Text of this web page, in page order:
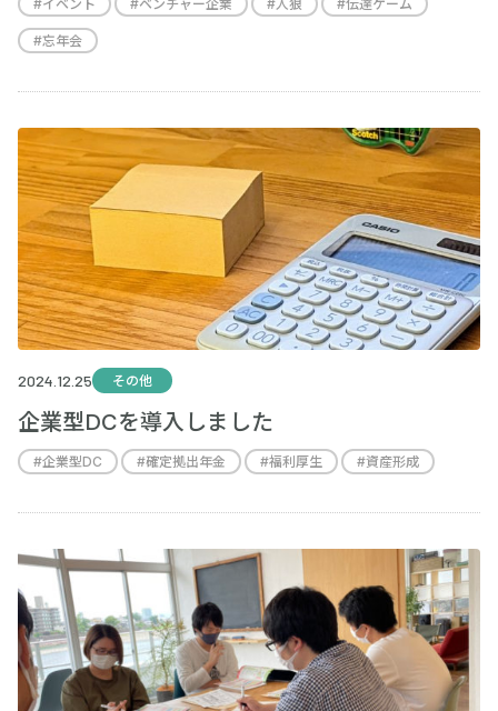
#イベント #ベンチャー企業 #人狼 #伝達ゲーム
#忘年会
2024.12.25 その他
企業型DCを導入しました
#企業型DC #確定拠出年金 #福利厚生 #資産形成